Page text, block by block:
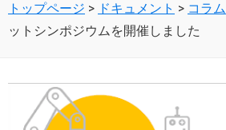
トップページ > ドキュメント > コラム
ットシンポジウムを開催しました